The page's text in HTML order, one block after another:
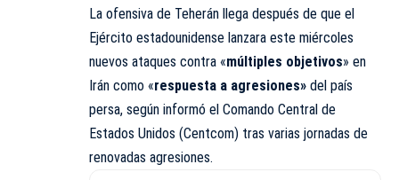
La ofensiva de Teherán llega después de que el
Ejército estadounidense lanzara este miércoles
nuevos ataques contra «múltiples objetivos» en
Irán como «respuesta a agresiones» del país
persa, según informó el Comando Central de
Estados Unidos (Centcom) tras varias jornadas de
renovadas agresiones.